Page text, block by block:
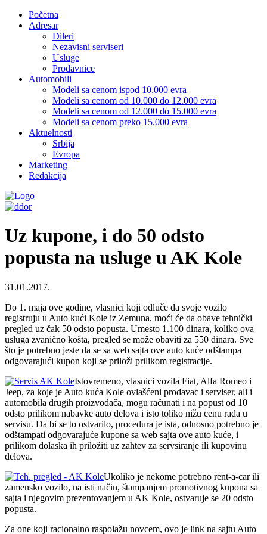
Početna
Adresar
Dileri
Nezavisni serviseri
Usluge
Prodavnice
Automobili
Modeli sa cenom ispod 10.000 evra
Modeli sa cenom od 10.000 do 12.000 evra
Modeli sa cenom od 12.000 do 15.000 evra
Modeli sa cenom preko 15.000 evra
Aktuelnosti
Srbija
Evropa
Marketing
Redakcija
Uz kupone, i do 50 odsto
popusta na usluge u AK Kole
31.01.2017.
Do 1. maja ove godine, vlasnici koji odluče da svoje vozilo
registruju u Auto kući Kole iz Zemuna, moći će da obave tehnički
pregled uz čak 50 odsto popusta. Umesto 1.100 dinara, koliko ova
usluga zvanično košta, pregled se može obaviti za 550 dinara. Sve
što je potrebno jeste da se sa web sajta ove auto kuće odštampa
odgovarajući kupon koji se priloži prilikom registracije.
Istovremeno, vlasnici vozila Fiat, Alfa Romeo i
Jeep, za koje je Auto kuća Kole ovlašćeni prodavac i serviser, ali i
automobila drugih proizvođača, mogu računati i na popust od 10
odsto prilikom nabavke auto delova i isto toliko nižu cenu rada u
servisu. Da bi se to ostvarilo, procedura je ista, odnosno potrebno je
odštampati odgovarajuće kupone sa web sajta ove auto kuće, i
prilikom dolaska ih priložiti uz zahtev za servsiranje ili kupovinu
delova.
Ukoliko je nekome potrebno rent-a-car ili
zamensko vozilo, na isti način, štampanjem promotivnog kupona sa
sajta i njegovim prezentovanjem u AK Kole, ostvaruje se 20 odsto
popusta.
Za one koji racionalno raspolažu novcem, ovo je link na sajtu Auto